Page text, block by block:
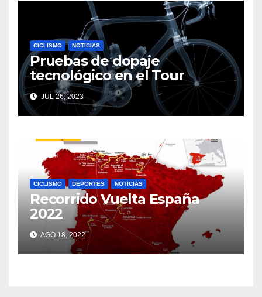
CICLISMO NOTICIAS
Pruebas de dopaje
tecnológico en el Tour
JUL 26, 2023
CICLISMO DEPORTES NOTICIAS
Recorrido Vuelta España
2022
AGO 18, 2022